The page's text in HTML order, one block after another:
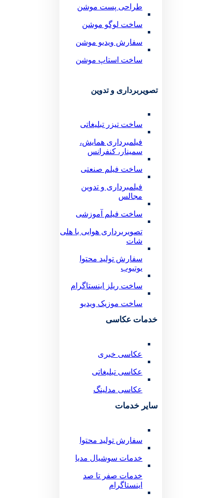
طراحی پست موشن
ساخت لوگو موشن
سفارش ویدیو موشن
ساخت استاپ موشن
تصویربرداری و تدوین
ساخت تیزر تبلیغاتی
فیلمبرداری همایش،
سمینار، کنفرانس
ساخت فیلم صنعتی
فیلمبرداری و تدوین
مجالس
ساخت فیلم آموزشی
تصویربرداری هوایی با هلی
شات
سفارش تولید محتوا
یوتیوب
ساخت ریلز اینستاگرام
ساخت موزیک ویدیو
خدمات عکاسی
عکاسی خبری
عکاسی تبلیغاتی
عکاسی مدلینگ
سایر خدمات
سفارش تولید محتوا
خدمات سوشیال مدیا
خدمات صفر تا صد
اینستاگرام